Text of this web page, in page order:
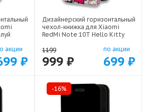
акции
₽
Дизайнерский горизонтальный
чехол-книжка для Xiaomi
RedMi Note 10T Hello Kitty
1199
999 ₽
по акции
699 ₽
-16%